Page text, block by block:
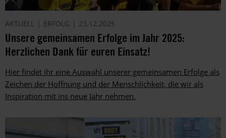
AKTUELL ERFOLG 23.12.2025
Unsere gemeinsamen Erfolge im Jahr 2025:
Herzlichen Dank für euren Einsatz!
Hier findet ihr eine Auswahl unserer gemeinsamen Erfolge als
Zeichen der Hoffnung und der Menschlichkeit, die wir als
Inspiration mit ins neue Jahr nehmen.